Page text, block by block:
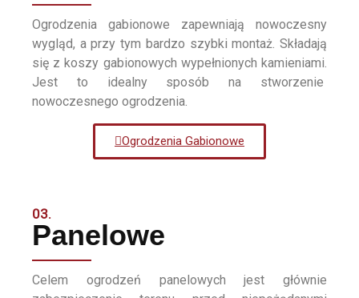
Ogrodzenia gabionowe zapewniają nowoczesny
wygląd, a przy tym bardzo szybki montaż. Składają
się z koszy gabionowych wypełnionych kamieniami.
Jest to idealny sposób na stworzenie
nowoczesnego ogrodzenia.
Ogrodzenia Gabionowe
03.
Panelowe
Celem ogrodzeń panelowych jest głównie